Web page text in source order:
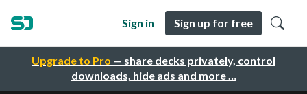
Upgrade to Pro — share decks privately, control
downloads, hide ads and more …
Sign in Sign up for free